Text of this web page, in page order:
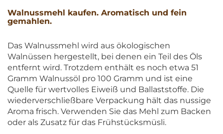
Walnussmehl kaufen. Aromatisch und fein
gemahlen.
Das Walnussmehl wird aus ökologischen
Walnüssen hergestellt, bei denen ein Teil des Öls
entfernt wird. Trotzdem enthält es noch etwa 51
Gramm Walnussöl pro 100 Gramm und ist eine
Quelle für wertvolles Eiweiß und Ballaststoffe. Die
wiederverschließbare Verpackung hält das nussige
Aroma frisch. Verwenden Sie das Mehl zum Backen
oder als Zusatz für das Frühstücksmüsli.